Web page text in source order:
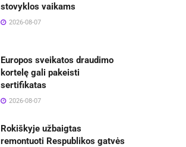
stovyklos vaikams
2026-08-07
Europos sveikatos draudimo
kortelę gali pakeisti
sertifikatas
2026-08-07
Rokiškyje užbaigtas
remontuoti Respublikos gatvės